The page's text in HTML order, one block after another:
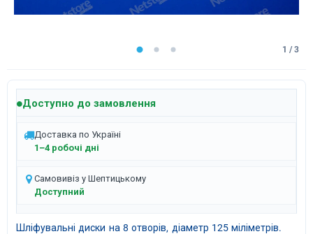
1 / 3
Доступно до замовлення
Доставка по Україні
1–4 робочі дні
Самовивіз у Шептицькому
Доступний
Шліфувальні диски на 8 отворів, діаметр 125 міліметрів.